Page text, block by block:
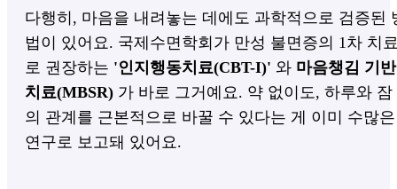
다행히, 마음을 내려놓는 데에도 과학적으로 검증된
법이 있어요. 국제수면학회가 만성 불면증의 1차 치
로 권장하는 '인지행동치료(CBT-I)' 와 마음챙김 기반
치료(MBSR) 가 바로 그거예요. 약 없이도, 하루와 잠
의 관계를 근본적으로 바꿀 수 있다는 게 이미 수많은
연구로 보고돼 있어요.